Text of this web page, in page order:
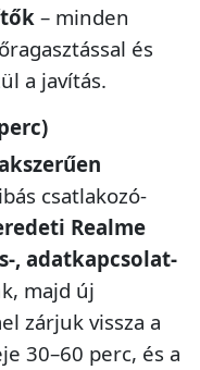
– minden
és
a javítás.
csatlakozó-
Realme
, adatkapcsolat-
majd új
zárjuk vissza a
30–60 perc, és a